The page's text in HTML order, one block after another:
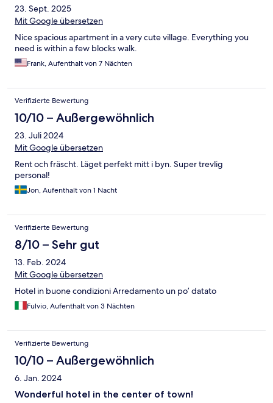
23. Sept. 2025
Mit Google übersetzen
Nice spacious apartment in a very cute village. Everything you
need is within a few blocks walk.
Frank, Aufenthalt von 7 Nächten
Verifizierte Bewertung
10/10 – Außergewöhnlich
23. Juli 2024
Mit Google übersetzen
Rent och fräscht. Läget perfekt mitt i byn. Super trevlig
personal!
Jon, Aufenthalt von 1 Nacht
Verifizierte Bewertung
8/10 – Sehr gut
13. Feb. 2024
Mit Google übersetzen
Hotel in buone condizioni Arredamento un po’ datato
Fulvio, Aufenthalt von 3 Nächten
Verifizierte Bewertung
10/10 – Außergewöhnlich
6. Jan. 2024
Wonderful hotel in the center of town!